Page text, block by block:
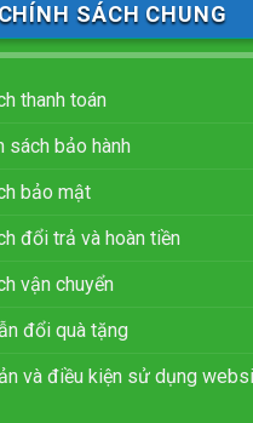
SÁCH CHUNG
thanh toán
sách bảo hành
bảo mật
đổi trả và hoàn tiền
vận chuyển
đổi quà tặng
và điều kiện sử dụng